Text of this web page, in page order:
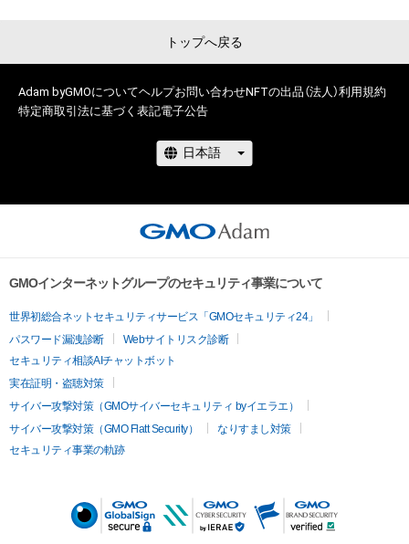
トップへ戻る
Adam byGMOについてヘルプお問い合わせNFTの出品（法人）利用規約
特定商取引法に基づく表記電子公告
GMOインターネットグループのセキュリティ事業について
世界初総合ネットセキュリティサービス「GMOセキュリティ24」
パスワード漏洩診断
Webサイトリスク診断
セキュリティ相談AIチャットボット
実在証明・盗聴対策
サイバー攻撃対策（GMOサイバーセキュリティ byイエラエ）
サイバー攻撃対策（GMO Flatt Security）
なりすまし対策
セキュリティ事業の軌跡